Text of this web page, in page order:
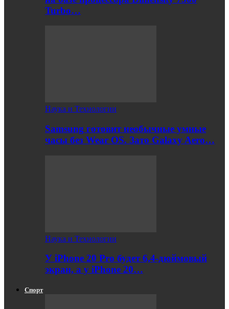
Turbo…
Наука и Технологии
Samsung готовит необычные умные
часы без Wear OS. Зато Galaxy Aero…
Наука и Технологии
У iPhone 20 Pro будет 6,4-дюймовый
экран, а у iPhone 20…
Спорт